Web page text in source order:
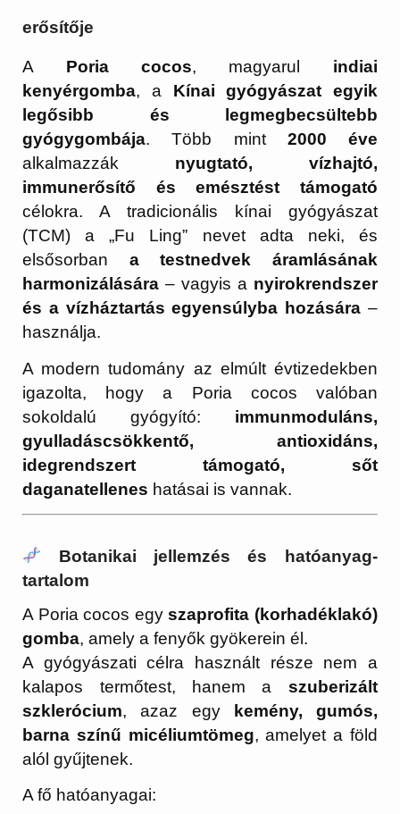
erősítője
A Poria cocos, magyarul indiai
kenyérgomba, a Kínai gyógyászat egyik
legősibb és legmegbecsültebb
gyógygombája. Több mint 2000 éve
alkalmazzák nyugtató, vízhajtó,
immunerősítő és emésztést támogató
célokra. A tradicionális kínai gyógyászat
(TCM) a „Fu Ling” nevet adta neki, és
elsősorban a testnedvek áramlásának
harmonizálására – vagyis a nyirokrendszer
és a vízháztartás egyensúlyba hozására –
használja.
A modern tudomány az elmúlt évtizedekben
igazolta, hogy a Poria cocos valóban
sokoldalú gyógyító: immunmoduláns,
gyulladáscsökkentő, antioxidáns,
idegrendszert támogató, sőt
daganatellenes hatásai is vannak.
Botanikai jellemzés és hatóanyag-
tartalom
A Poria cocos egyszaprofita (korhadéklakó)
gomba, amely a fenyők gyökerein él.
A gyógyászati célra használt része nem a
kalapos termőtest, hanem a szuberizált
szklerócium, azaz egy
kemény, gumós,
barna színű micéliumtömeg, amelyet a föld
alól gyűjtenek.
A fő hatóanyagai: